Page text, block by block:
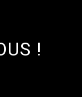
!